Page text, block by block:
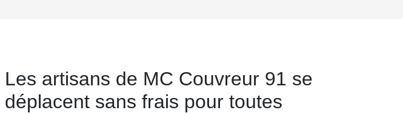
Les artisans de MC Couvreur 91 se
déplacent sans frais pour toutes